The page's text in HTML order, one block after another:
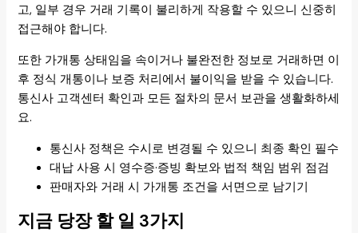
고, 일부 경우 거래 기록이 불리하게 작용할 수 있으니 신중히
접근해야 합니다.
또한 가개통 상태임을 속이거나 불완전한 정보로 거래하면 이
후 정식 개통이나 보증 처리에서 불이익을 받을 수 있습니다.
통신사 고객센터 확인과 모든 절차의 문서 보관을 생활화하세
요.
통신사 정책은 수시로 변경될 수 있으니 최종 확인 필수
대납 사용 시 영수증·증빙 확보와 법적 책임 범위 점검
판매자와 거래 시 가개통 조건을 서면으로 남기기
지금 당장 할 일 3가지